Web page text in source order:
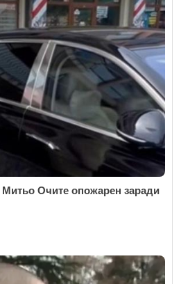
Митьо Очите опожарен заради